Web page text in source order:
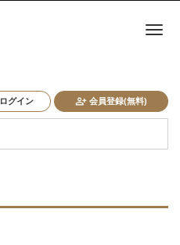
ログイン 会員登録(無料)
ナ